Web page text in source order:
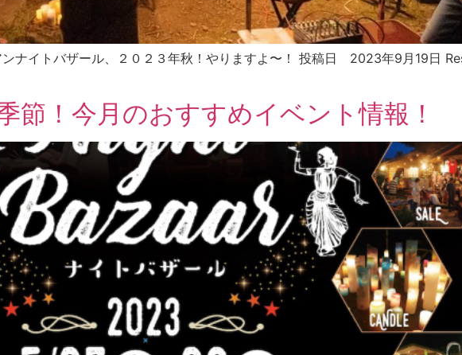
ンナイトバザール、２０２３年秋！やりますよ〜！ 投稿日 2023年9月19日
節！今月のおすすめイベント情報！